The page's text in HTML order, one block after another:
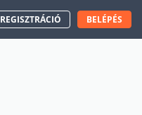
REGISZTRÁCIÓ BELÉPÉS